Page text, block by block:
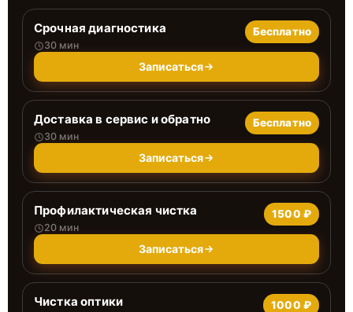
Срочная диагностика
30 мин
Бесплатно
Записаться
Доставка в сервис и обратно
30 мин
Бесплатно
Записаться
Профилактическая чистка
20 мин
1500 ₽
Записаться
Чистка оптики 1000 ₽